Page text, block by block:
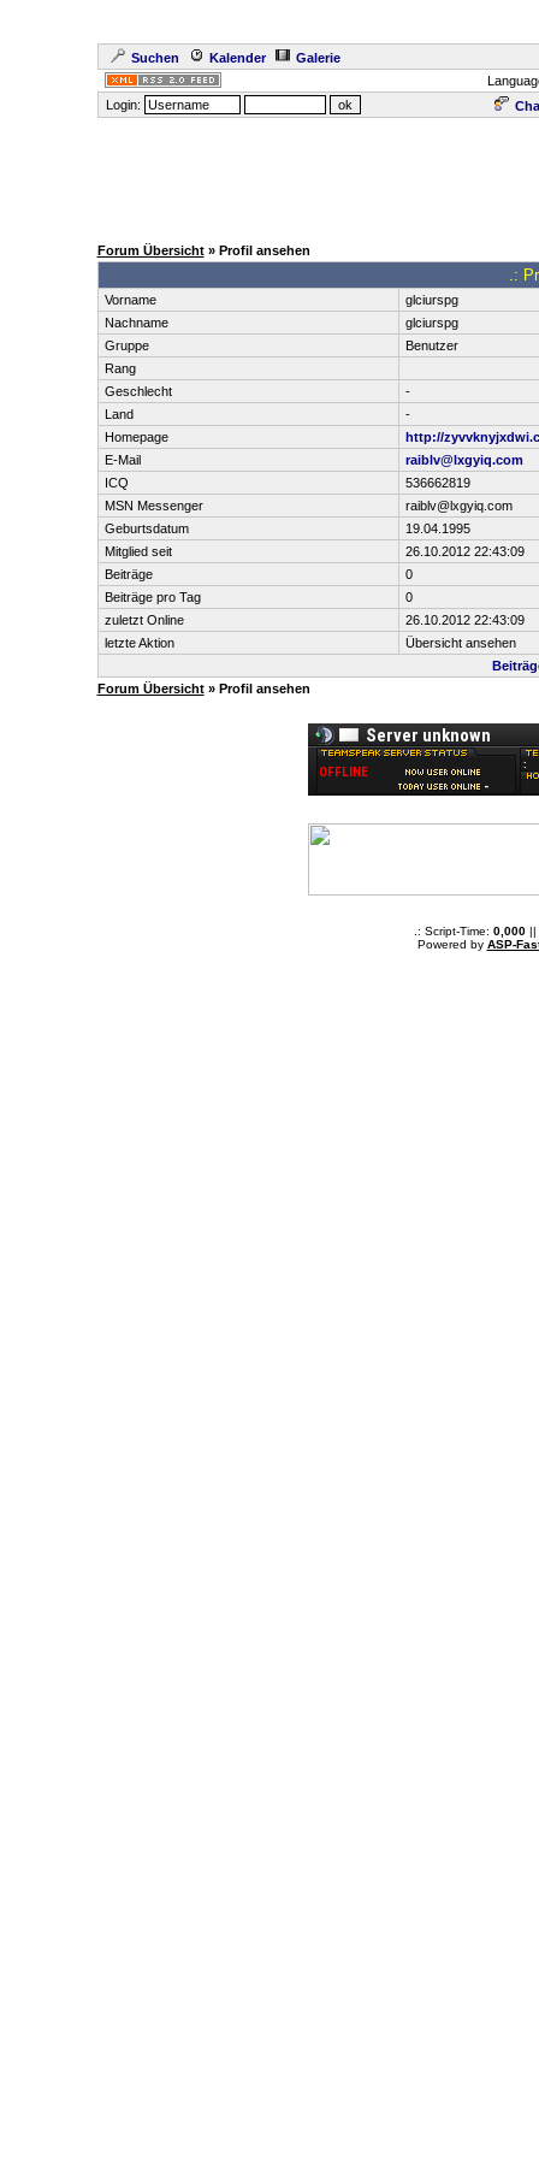
Suchen Kalender
Galerie
Login:
Forum Übersicht» Profil ansehen
.:
Vorname
glciurspg
Nachname
glciurspg
Gruppe
Benutzer
Rang
Geschlecht
-
Land
-
Homepage
http://
E-Mail
raiblv@lxgyiq.com
ICQ
536662819
MSN Messenger
raiblv@lxgyiq.com
Geburtsdatum
19.04.1995
Mitglied seit
26.10.2012 22:43:09
Beiträge
0
Beiträge pro Tag
0
zuletzt Online
26.10.2012 22:43:09
letzte Aktion
Übersicht ansehen
Forum Übersicht» Profil ansehen
.: Script-Time: 0,000||
Powered by ASP-